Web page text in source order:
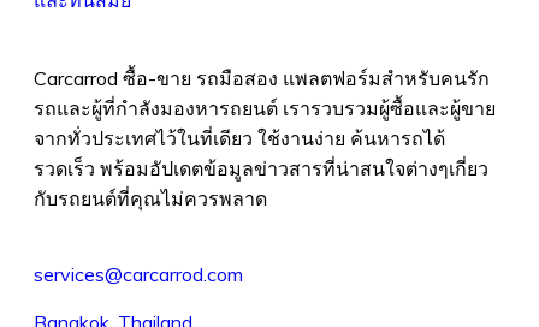
Carcarrod ซื้อ-ขาย รถมือสอง แพลตฟอร์มสำหรับคนรัก
รถและผู้ที่กำลังมองหารถยนต์ เรารวบรวมผู้ซื้อและผู้ขาย
จากทั่วประเทศไว้ในที่เดียว ใช้งานง่าย ค้นหารถได้
รวดเร็ว พร้อมอัปเดตข้อมูลข่าวสารที่น่าสนใจต่างๆเกี่ยว
กับรถยนต์ที่คุณไม่ควรพลาด
services@carcarrod.com
Bangkok, Thailand